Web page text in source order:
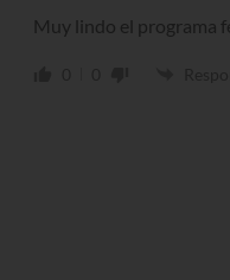
Muy lindo el programa